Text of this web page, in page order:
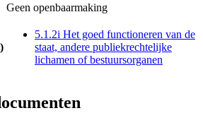
Geen openbaarmaking
5.1.2i Het goed functioneren van de
staat, andere publiekrechtelijke
lichamen of bestuursorganen